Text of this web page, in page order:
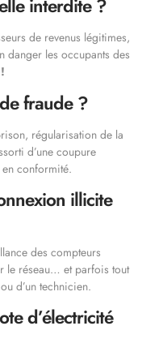
interdite ?
de revenus légitimes,
danger les occupants des
fraude ?
régularisation de la
d’une coupure
en conformité.
illicite
des compteurs
le réseau… et parfois tout
d’un technicien.
d’électricité